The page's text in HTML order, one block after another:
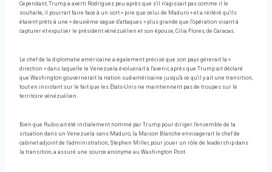
Cependant, Trump a averti Rodríguez peu après que s'il n'agissait pas comme il le
souhaite, il pourrait faire face à un sort « pire que celui de Maduro » et a réitéré qu'ils
étaient prêts à une « deuxième vague d'attaques » plus grande que l'opération visant à
capturer et expulser le président vénézuélien et son épouse, Cilia Flores, de Caracas.
Le chef de la diplomatie américaine a également précisé que son pays gérerait la «
direction » dans laquelle le Venezuela évoluerait à l'avenir, après que Trump ait déclaré
que Washington gouvernerait la nation sud-américaine jusqu'à ce qu'il y ait une transition,
tout en insistant sur le fait que les États-Unis ne maintiennent pas de troupes sur le
territoire vénézuélien.
Bien que Rubio ait été initialement nommé par Trump pour diriger l'ensemble de la
situation dans un Venezuela sans Maduro, la Maison Blanche envisagerait le chef de
cabinet adjoint de l'administration, Stephen Miller, pour jouer un rôle de leadership dans
la transition, a assuré une source anonyme au Washington Post.